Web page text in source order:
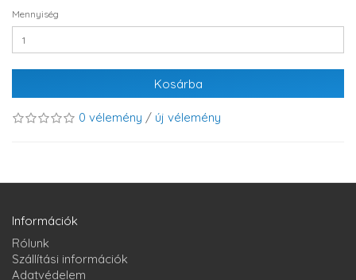
Mennyiség
Kosárba
0 vélemény / új vélemény
Információk
Rólunk
Szállítási információk
Adatvédelem